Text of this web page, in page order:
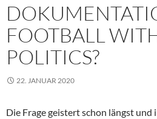
FOOTBALL
POLITICS?
22. JANUAR 2020
Die Frage geistert schon längst und